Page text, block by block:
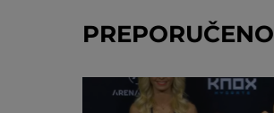
PREPORUČENO